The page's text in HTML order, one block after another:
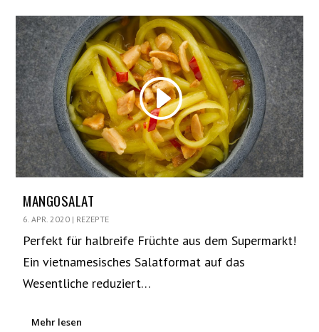
MANGOSALAT
6. APR. 2020 | REZEPTE
Perfekt für halbreife Früchte aus dem Supermarkt!
Ein vietnamesisches Salatformat auf das
Wesentliche reduziert…
Mehr lesen